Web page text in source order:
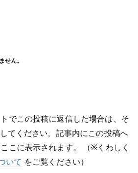
せん。
でこの投稿に返信した場合は、そ
てください。記事内にこの投稿へ
こに表示されます。 （※くわしく
いて をご覧ください）